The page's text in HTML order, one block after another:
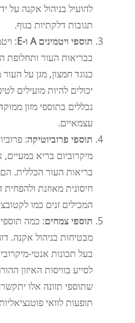
להועיל בניהול אקנה על
תגובות דלקתיות בגוף.
תוספי ויטמינים A ו-E
כנוגד חמצון, מגן על
יכולים להיות מועילים
נכללים בתוספי מזון
עצמאיים.
תוספי פרוביוטיקה:
מיקרוביום בריא
בריאות העור הכללית. הם
חיסונית מאוזנת
המכילים זנים כמו
תוספי צמחים: כמה
מבטיחות בניהול אקנה.
בעל תכונות אנטי-
לסייע בוויסות האיזון
שתוספי תזונה אלו
תופעות לוואי